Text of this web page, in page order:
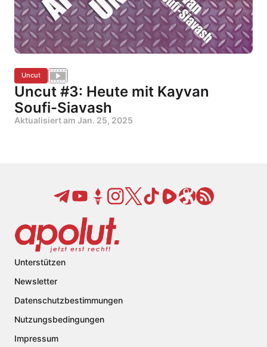
Uncut
Uncut #3: Heute mit Kayvan
Soufi-Siavash
Aktualisiert am Jan. 25, 2025
Unterstützen
Newsletter
Datenschutzbestimmungen
Nutzungsbedingungen
Impressum